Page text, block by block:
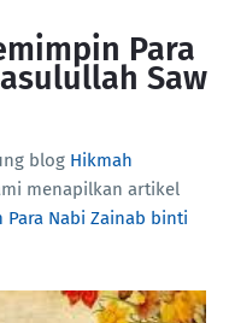
Para
Saw
blog Hikmah
menapilkan artikel
Nabi Zainab binti